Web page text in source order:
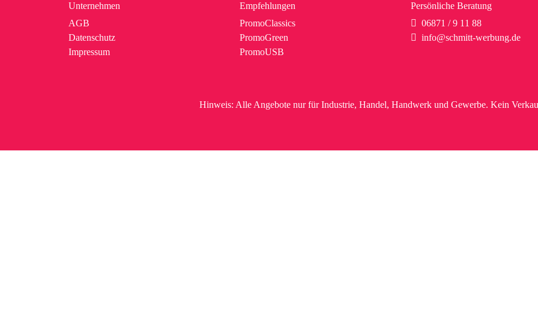
Unternehmen
AGB
Datenschutz
Impressum
Empfehlungen
PromoClassics
PromoGreen
PromoUSB
Persönliche Beratung
06871 / 9 11 88
info@schmitt-werbung.de
Hinweis: Alle Angebote nur für Industrie, Handel, Handwerk und Gewerbe. Kein